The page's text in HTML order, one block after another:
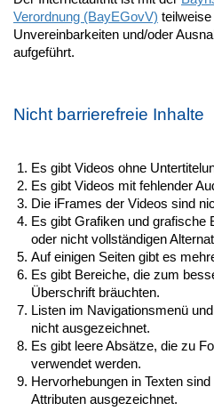
Verordnung (BayEGovV)
Unvereinbarkeiten und/oder
aufgeführt.
Nicht barrierefreie Inhalte
Es gibt Videos ohne
Es gibt Videos mit fehlender
Die iFrames der Videos sind
Es gibt Grafiken und grafische
oder nicht vollständigen
Auf einigen Seiten gibt es
Es gibt Bereiche, die zum
Überschrift bräuchten.
Listen im Navigationsmenü
nicht ausgezeichnet.
Es gibt leere Absätze, die zu
verwendet werden.
Hervorhebungen in Texten
Attributen ausgezeichnet.